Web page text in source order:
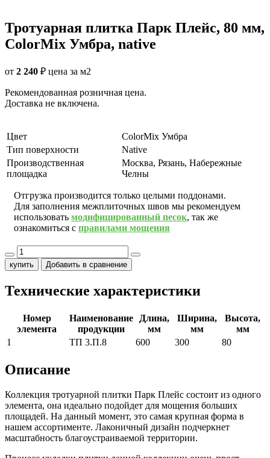
Тротуарная плитка Парк Плейс, 80 мм,
ColorMix Умбра, native
от 2 240 ₽ цена за м2
Рекомендованная розничная цена.
Доставка не включена.
Цвет
ColorMix Умбра
Тип поверхности
Native
Производственная
площадка
Москва, Рязань, Набережные
Челны
Отгрузка производится только целыми поддонами.
Для заполнения межплиточных швов мы рекомендуем
использовать модифицированный песок, так же
ознакомиться с правилами мощения
купить Добавить в сравнение
Технические характеристики
Номер
элемента
Наименование
продукции
Длина,
мм
Ширина,
мм
Высота,
мм
1
ТП 3.П.8 600 300 80
Описание
Коллекция тротуарной плитки Парк Плейс состоит из одного
элемента, она идеально подойдет для мощения больших
площадей. На данный момент, это самая крупная форма в
нашем ассортименте. Лаконичный дизайн подчеркнет
масштабность благоустраиваемой территории.